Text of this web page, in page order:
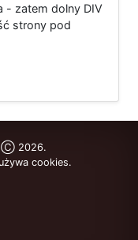
- zatem dolny DIV
strony pod
Ⓒ 2026.
cookies.